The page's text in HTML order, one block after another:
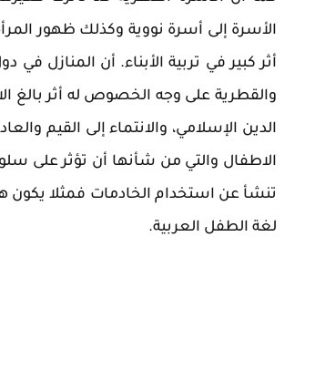
الأسرة إلى أسرة نووية وكذلك ظهور
أثر كبير في تربية الأبناء. أن المنازل
والقطرية على وجه الخصوص له أثر بالغ
الدين الإسلامي، والانتماء إلى القيم
الاطفال والتي من شأنها أن تؤثر على
تنشأ عن استخدام الخادمات فمثلا يكون
لغة الطفل العربية.